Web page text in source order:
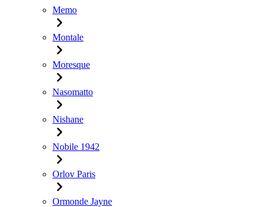
Memo
Montale
Moresque
Nasomatto
Nishane
Nobile 1942
Orlov Paris
Ormonde Jayne